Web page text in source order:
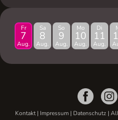
Fr
7
Aug.
Sa
8
Aug.
So
9
Aug.
Mo
10
Aug.
Di
11
Aug.
Kontakt| Impressum | Datenschutz |